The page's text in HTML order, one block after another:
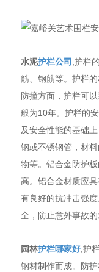
水泥护栏公司 ,护栏
筋、钢筋等。护栏
防撞方面，护栏可
般为10年。护栏的
及安全性能的基础
钢或不锈钢管，材
物等。铝合金防护
高。铝合金材质应
有良好的抗冲击强
全，防止意外事故
园林护栏哪家好 ,护
钢材制作而成。防